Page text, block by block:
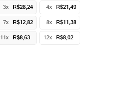
3x R$28,24 4x R$21,49
7x R$12,82 8x R$11,38
11x R$8,63 12x R$8,02